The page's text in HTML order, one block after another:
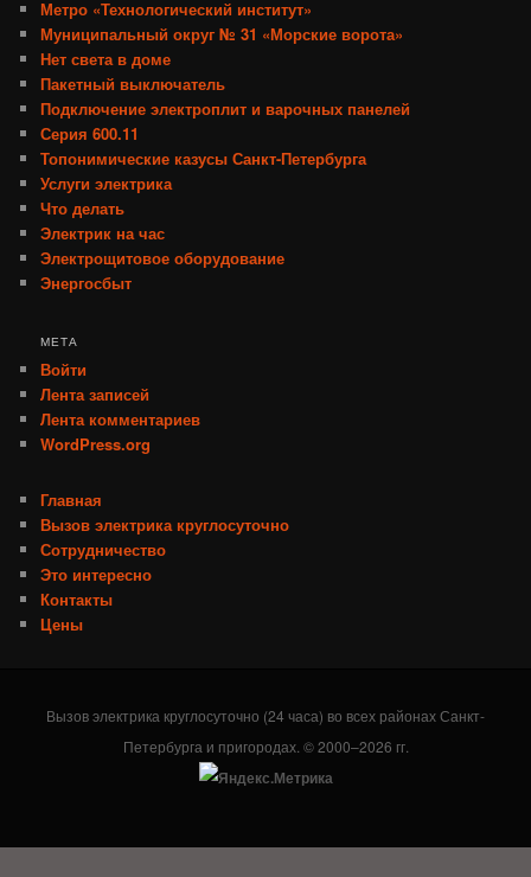
Метро «Технологический институт»
Муниципальный округ № 31 «Морские ворота»
Нет света в доме
Пакетный выключатель
Подключение электроплит и варочных панелей
Серия 600.11
Топонимические казусы Санкт-Петербурга
Услуги электрика
Что делать
Электрик на час
Электрощитовое оборудование
Энергосбыт
МЕТА
Войти
Лента записей
Лента комментариев
WordPress.org
Главная
Вызов электрика круглосуточно
Сотрудничество
Это интересно
Контакты
Цены
Вызов электрика круглосуточно (24 часа) во всех районах Санкт-
Петербурга и пригородах. © 2000–2026 гг.